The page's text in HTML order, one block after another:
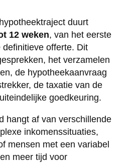
duurt
12 weken, van het eerste
offerte. Dit
het verzamelen
de hypotheekaanvraag
de taxatie van de
goedkeuring.
hangt af van verschillende
inkomenssituaties,
mensen met een variabel
meer tijd voor